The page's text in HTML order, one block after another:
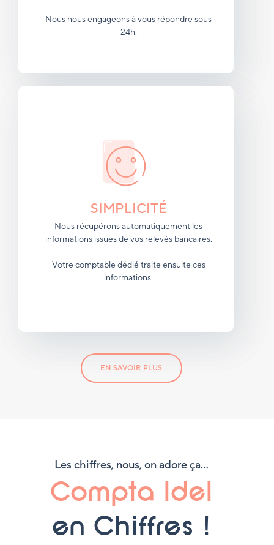
Nous nous engageons à vous répondre sous
24h.
SIMPLICITÉ
Nous récupérons automatiquement les
informations issues de vos relevés bancaires.
Votre comptable dédié traite ensuite ces
informations.
EN SAVOIR PLUS
Les chiffres, nous, on adore ça…
Compta Idel
en Chiffres !